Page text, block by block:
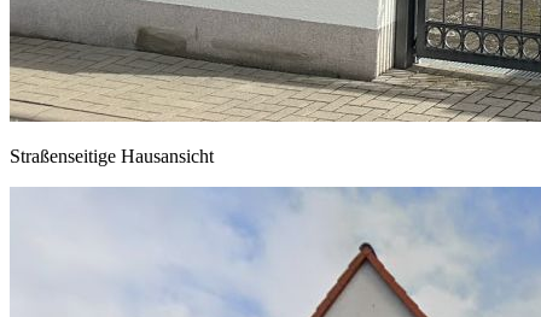
Straßenseitige Hausansicht